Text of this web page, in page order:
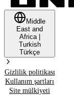
Middle
East and
Africa|
Turkish
Türkçe
Gizlilik politikası
Kullanım şartları
Site mülkiyeti